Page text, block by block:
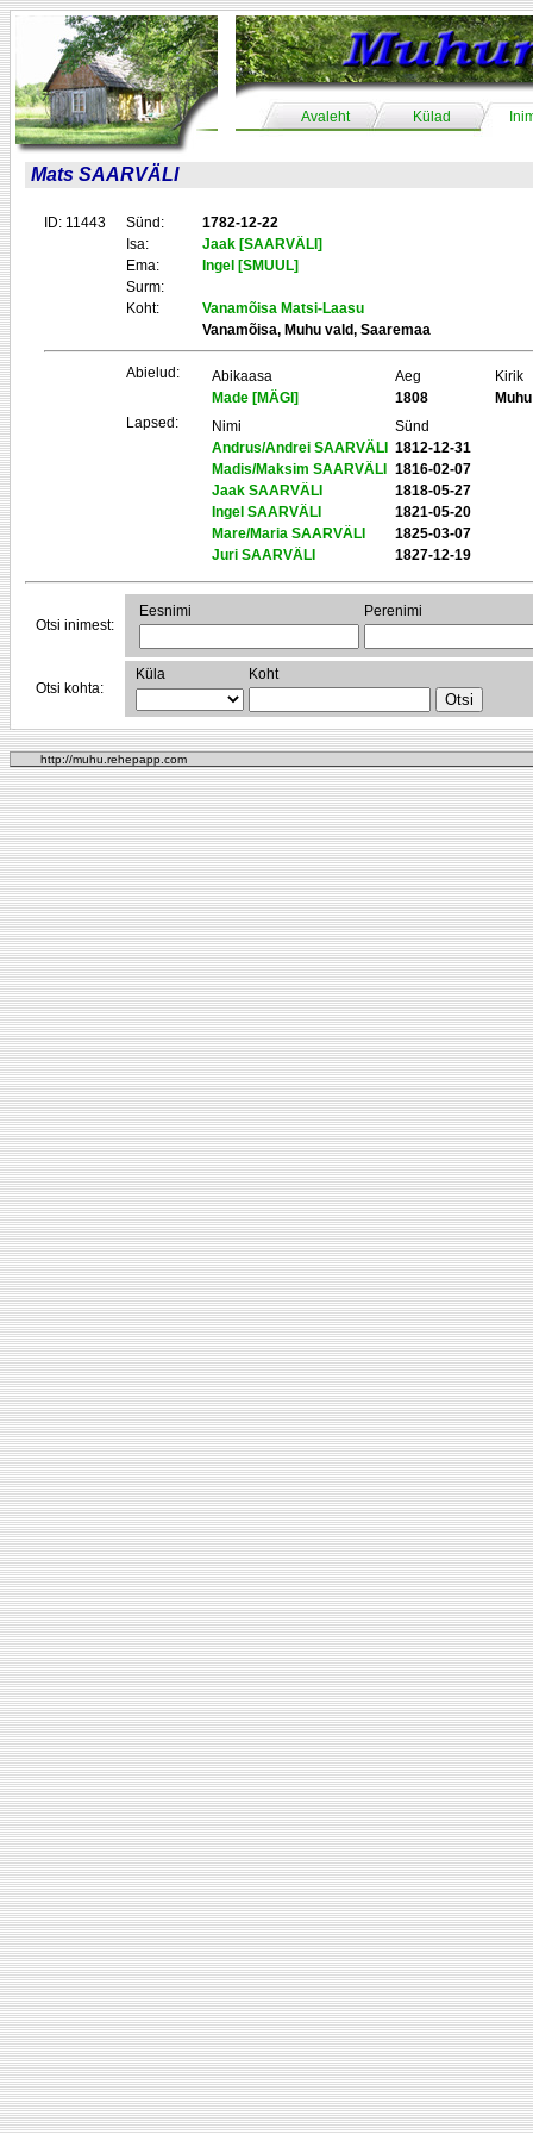
Avaleht Külad
Mats SAARVÄLI
ID: 11443 Sünd:
1782-12-22
Isa:
Jaak [SAARVÄLI]
Ema:
Ingel [SMUUL]
Surm:
Koht:
Vanamõisa Matsi-Laasu
Vanamõisa, Muhu vald, Saaremaa
Abielud: Abikaasa Aeg
Kirik
Made [MÄGI]
1808
Muhu
Lapsed:
Nimi
Sünd
Andrus/Andrei SAARVÄLI
1812-12-31
Madis/Maksim SAARVÄLI
1816-02-07
Jaak SAARVÄLI
1818-05-27
Ingel SAARVÄLI
1821-05-20
Mare/Maria SAARVÄLI
1825-03-07
Juri SAARVÄLI
1827-12-19
Otsi inimest:
Eesnimi Perenimi
Otsi kohta:
Küla Koht
http://muhu.rehepapp.com